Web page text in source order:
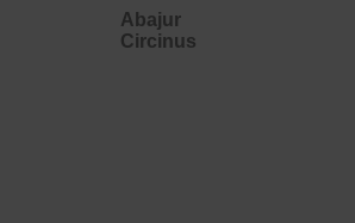
Abajur
Circinus